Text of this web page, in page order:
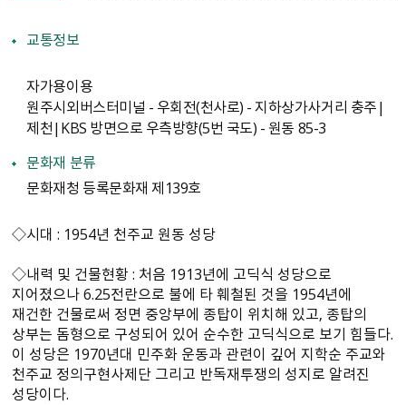
교통정보
자가용이용
원주시외버스터미널 - 우회전(천사로) - 지하상가사거리 충주|
제천|KBS 방면으로 우측방향(5번 국도) - 원동 85-3
문화재 분류
문화재청 등록문화재 제139호
◇시대 : 1954년 천주교 원동 성당
◇내력 및 건물현황 : 처음 1913년에 고딕식 성당으로
지어졌으나 6.25전란으로 불에 타 훼철된 것을 1954년에
재건한 건물로써 정면 중앙부에 종탑이 위치해 있고, 종탑의
상부는 돔형으로 구성되어 있어 순수한 고딕식으로 보기 힘들다.
이 성당은 1970년대 민주화 운동과 관련이 깊어 지학순 주교와
천주교 정의구현사제단 그리고 반독재투쟁의 성지로 알려진
성당이다.